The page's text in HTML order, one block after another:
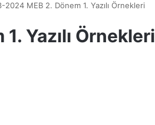
2024 MEB 2. Dönem 1. Yazılı Örnekleri
Yazılı Örnekleri